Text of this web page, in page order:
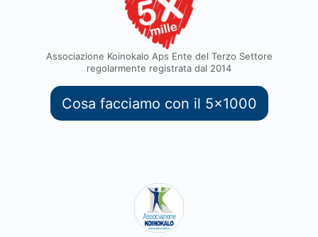
Associazione Koinokalo Aps Ente del Terzo Settore
regolarmente registrata dal 2014
Cosa facciamo con il 5x1000